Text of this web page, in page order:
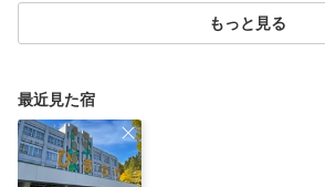
もっと見る
最近見た宿